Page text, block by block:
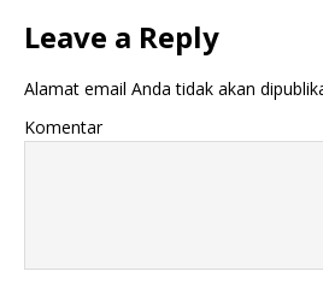
Leave a Reply
Alamat email Anda tidak akan
Komentar